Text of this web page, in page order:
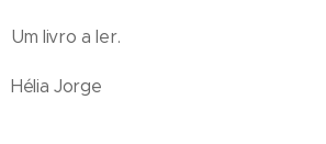
Um livro a ler.
Hélia Jorge